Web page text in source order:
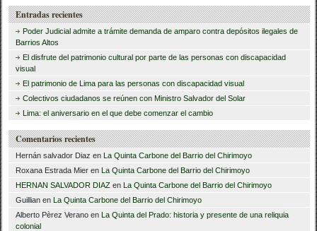
u
s
c
a
r
:
Entradas recientes
Poder Judicial admite a trámite demanda de amparo contra depósitos ilegales de
Barrios Altos
El disfrute del patrimonio cultural por parte de las personas con discapacidad
visual
El patrimonio de Lima para las personas con discapacidad visual
Colectivos ciudadanos se reúnen con Ministro Salvador del Solar
Lima: el aniversario en el que debe comenzar el cambio
Comentarios recientes
Hernán salvador Diaz en La Quinta Carbone del Barrio del Chirimoyo
Roxana Estrada Mier en La Quinta Carbone del Barrio del Chirimoyo
HERNAN SALVADOR DIAZ en La Quinta Carbone del Barrio del Chirimoyo
Guillian en La Quinta Carbone del Barrio del Chirimoyo
Alberto Pèrez Verano en La Quinta del Prado: historia y presente de una reliquia
colonial